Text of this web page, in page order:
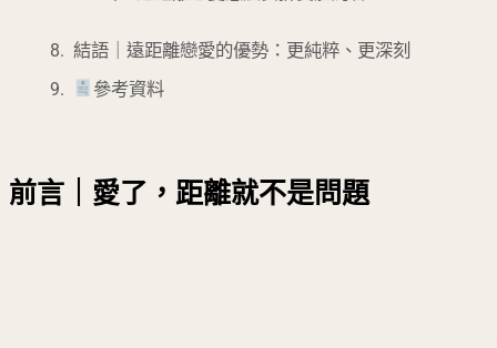
結語｜遠距離戀愛的優勢：更純粹、更深刻
參考資料
前言｜愛了，距離就不是問題